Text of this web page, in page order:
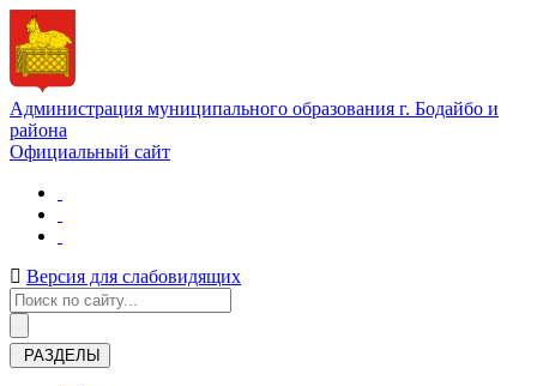
Администрация муниципального образования г. Бодайбо и
района
Официальный сайт
Версия для слабовидящих
РАЗДЕЛЫ